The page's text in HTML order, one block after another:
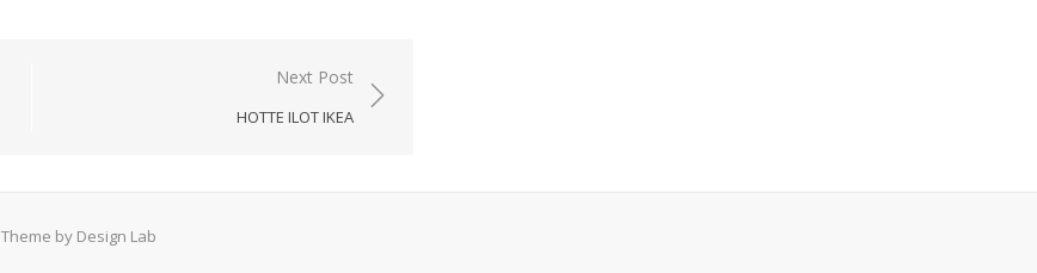
Next Post
HOTTE ILOT IKEA
Theme by Design Lab